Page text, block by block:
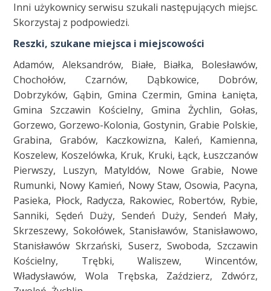
Inni użykownicy serwisu szukali następujących miejsc.
Skorzystaj z podpowiedzi.
Reszki, szukane miejsca i miejscowości
Adamów, Aleksandrów, Białe, Białka, Bolesławów,
Chochołów, Czarnów, Dąbkowice, Dobrów,
Dobrzyków, Gąbin, Gmina Czermin, Gmina Łanięta,
Gmina Szczawin Kościelny, Gmina Żychlin, Gołas,
Gorzewo, Gorzewo-Kolonia, Gostynin, Grabie Polskie,
Grabina, Grabów, Kaczkowizna, Kaleń, Kamienna,
Koszelew, Koszelówka, Kruk, Kruki, Łąck, Łuszczanów
Pierwszy, Luszyn, Matyldów, Nowe Grabie, Nowe
Rumunki, Nowy Kamień, Nowy Staw, Osowia, Pacyna,
Pasieka, Płock, Radycza, Rakowiec, Robertów, Rybie,
Sanniki, Sędeń Duży, Sendeń Duży, Sendeń Mały,
Skrzeszewy, Sokołówek, Stanisławów, Stanisławowo,
Stanisławów Skrzański, Suserz, Swoboda, Szczawin
Kościelny, Trębki, Waliszew, Wincentów,
Władysławów, Wola Trębska, Zaździerz, Zdwórz,